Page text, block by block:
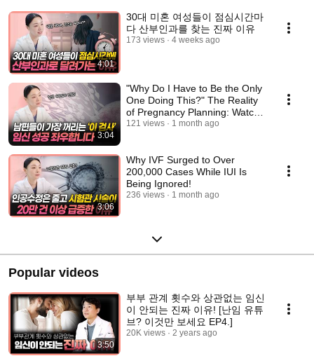
4:01
30대 미혼 여성들이 점심시간마
다 산부인과를 찾는 진짜 이유
173 views 4 weeks ago
3:04
"Why Do I Have to Be the Only
One Doing This?" The Reality
of Pregnancy Planning: Watch
This With...
121 views 1 month ago
3:06
Why IVF Surged to Over
200,000 Cases While IUI Is
Being Ignored!
236 views 1 month ago
Popular videos
3:50
부부 관계 횟수와 상관없는 임신
이 안되는 진짜 이유! [난임 유튜
브? 이것만 보세요 EP4.]
20K views 2 years ago